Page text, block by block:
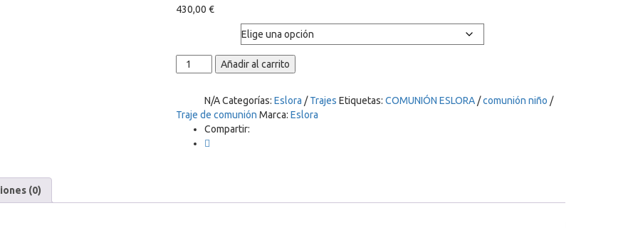
430,00 €
TRAJE
DE
LINO
VERDE
Mod.
Añadir al carrito
N/A Categorías:Eslora /Trajes Etiquetas:COMUNIÓN ESLORA /comunión niño /
Traje de comunión Marca: Eslora
Compartir:
(0)